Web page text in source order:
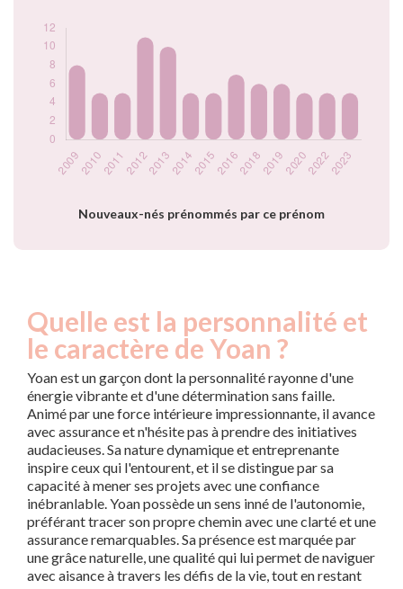
Nouveaux-nés prénommés par ce prénom
Popularité du
prénom Yoan par
2020
Quelle est la personnalité et
le caractère de Yoan ?
Yoan est un garçon dont la personnalité rayonne d'une
énergie vibrante et d'une détermination sans faille.
Animé par une force intérieure impressionnante, il avance
avec assurance et n'hésite pas à prendre des initiatives
audacieuses. Sa nature dynamique et entreprenante
inspire ceux qui l'entourent, et il se distingue par sa
capacité à mener ses projets avec une confiance
inébranlable. Yoan possède un sens inné de l'autonomie,
préférant tracer son propre chemin avec une clarté et une
assurance remarquables. Sa présence est marquée par
une grâce naturelle, une qualité qui lui permet de naviguer
avec aisance à travers les défis de la vie, tout en restant